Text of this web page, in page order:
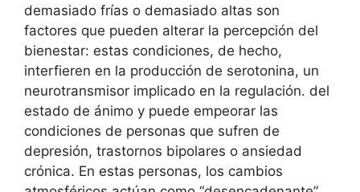
demasiado frías o demasiado altas son
factores que pueden alterar la percepción del
bienestar: estas condiciones, de hecho,
interfieren en la producción de serotonina, un
neurotransmisor implicado en la regulación. del
estado de ánimo y puede empeorar las
condiciones de personas que sufren de
depresión, trastornos bipolares o ansiedad
crónica. En estas personas, los cambios